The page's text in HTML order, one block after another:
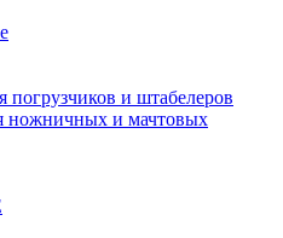
и штабелеров
ножничных и мачтовых